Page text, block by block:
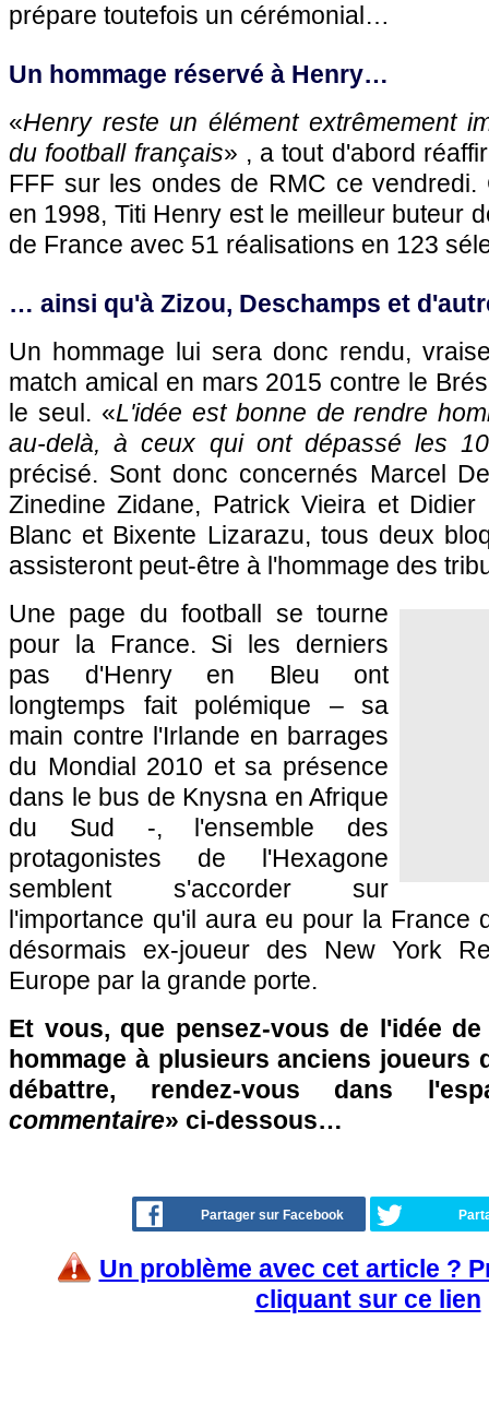
prépare toutefois un cérémonial…
Un hommage réservé à Henry…
«Henry reste un élément extrêmement
du football français» , a tout d'abord
FFF sur les ondes de RMC ce vendredi.
en 1998, Titi Henry est le meilleur buteur
de France avec 51 réalisations en 123
… ainsi qu'à Zizou, Deschamps et
Un hommage lui sera donc rendu,
match amical en mars 2015 contre le
le seul. «L'idée est bonne de rendre
au-delà, à ceux qui ont dépassé les
précisé. Sont donc concernés Marcel
Zinedine Zidane, Patrick Vieira et Didier
Blanc et Bixente Lizarazu, tous deux
assisteront peut-être à l'hommage des
Une page du football se tourne
pour la France. Si les derniers
pas d'Henry en Bleu ont
longtemps fait polémique – sa
main contre l'Irlande en barrages
du Mondial 2010 et sa présence
dans le bus de Knysna en Afrique
du Sud -, l'ensemble des
protagonistes de l'Hexagone
semblent s'accorder sur
l'importance qu'il aura eu pour la France
désormais ex-joueur des New York
Europe par la grande porte.
Et vous, que pensez-vous de l'idée
hommage à plusieurs anciens joueurs
débattre, rendez-vous dans
commentaire» ci-dessous…
Partager sur Facebook
Un problème avec cet article ?
cliquant sur ce lien